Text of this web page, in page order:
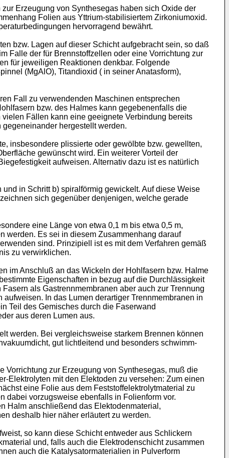
Erzeugung von Synthesegas haben sich Oxide der
Folien aus Yttrium-stabilisiertem Zirkoniumoxid.
hervorragend bewährt.
bzw. Lagen auf dieser Schicht aufgebracht sein, so daß
Falle der für Brennstoffzellen oder eine Vorrichtung zur
für jeweiligen Reaktionen denkbar. Folgende
(MgAlO), Titandioxid ( in seiner Anatasform),
Fall zu verwendenden Maschinen entsprechen
bzw. des Halmes kann gegebenenfalls die
Fällen kann eine geeignete Verbindung bereits
hergestellt werden.
insbesondere plissierte oder gewölbte bzw. gewellten,
gewünscht wird. Ein weiterer Vorteil der
aufweisen. Alternativ dazu ist es natürlich
in Schritt b) spiralförmig gewickelt. Auf diese Weise
sich gegenüber denjenigen, welche gerade
eine Länge von etwa 0,1 m bis etwa 0,5 m,
werden. Es sei in diesem Zusammenhang darauf
sind. Prinzipiell ist es mit dem Verfahren gemäß
zu verwirklichen.
im Anschluß an das Wickeln der Hohlfasern bzw. Halme
Eigenschaften in bezug auf die Durchlässigkeit
als Gastrennmembranen aber auch zur Trennung
In das Lumen derartiger Trennmembranen in
Teil des Gemisches durch die Faserwand
aus deren Lumen aus.
werden. Bei vergleichsweise starkem Brennen können
gut lichtleitend und besonders schwimm-
Vorrichtung zur Erzeugung von Synthesegas, muß die
Elektrolyten mit den Elektoden zu versehen: Zum einen
eine Folie aus dem Feststoffelektrolytmaterial zu
dabei vorzugsweise ebenfalls in Folienform vor.
Halm anschließend das Elektodenmaterial,
deshalb hier näher erläutert zu werden.
so kann diese Schicht entweder aus Schlickern
und, falls auch die Elektrodenschicht zusammen
auch die Katalysatormaterialien in Pulverform